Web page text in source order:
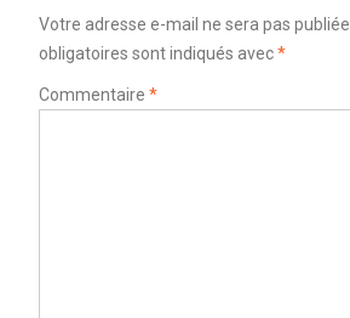
Votre adresse e-mail ne sera pas publiée.
obligatoires sont indiqués avec*
Commentaire *